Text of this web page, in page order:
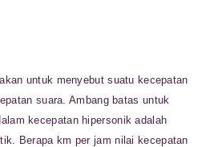
untuk menyebut suatu kecepatan
suara. Ambang batas untuk
kecepatan hipersonik adalah
Berapa km per jam nilai kecepatan